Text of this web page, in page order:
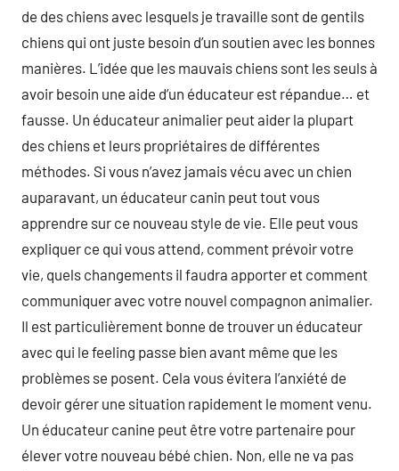
de des chiens avec lesquels je travaille sont de gentils
chiens qui ont juste besoin d’un soutien avec les bonnes
manières. L’idée que les mauvais chiens sont les seuls à
avoir besoin une aide d’un éducateur est répandue… et
fausse. Un éducateur animalier peut aider la plupart
des chiens et leurs propriétaires de différentes
méthodes. Si vous n’avez jamais vécu avec un chien
auparavant, un éducateur canin peut tout vous
apprendre sur ce nouveau style de vie. Elle peut vous
expliquer ce qui vous attend, comment prévoir votre
vie, quels changements il faudra apporter et comment
communiquer avec votre nouvel compagnon animalier.
Il est particulièrement bonne de trouver un éducateur
avec qui le feeling passe bien avant même que les
problèmes se posent. Cela vous évitera l’anxiété de
devoir gérer une situation rapidement le moment venu.
Un éducateur canine peut être votre partenaire pour
élever votre nouveau bébé chien. Non, elle ne va pas